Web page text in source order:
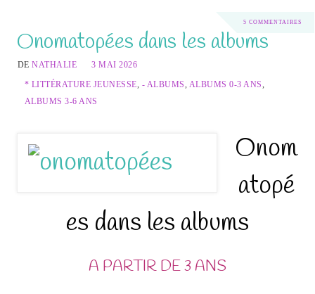
5 COMMENTAIRES
Onomatopées dans les albums
DENATHALIE
3 MAI 2026
* LITTÉRATURE JEUNESSE - ALBUMS ALBUMS 0-3 ANS
ALBUMS 3-6 ANS
Onom
atopé
es dans les albums
A PARTIR DE 3 ANS